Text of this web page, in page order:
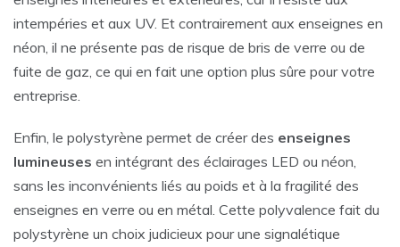
intempéries et aux UV. Et contrairement aux enseignes en
néon, il ne présente pas de risque de bris de verre ou de
fuite de gaz, ce qui en fait une option plus sûre pour votre
entreprise.
Enfin, le polystyrène permet de créer des enseignes
lumineuses en intégrant des éclairages LED ou néon,
sans les inconvénients liés au poids et à la fragilité des
enseignes en verre ou en métal. Cette polyvalence fait du
polystyrène un choix judicieux pour une signalétique